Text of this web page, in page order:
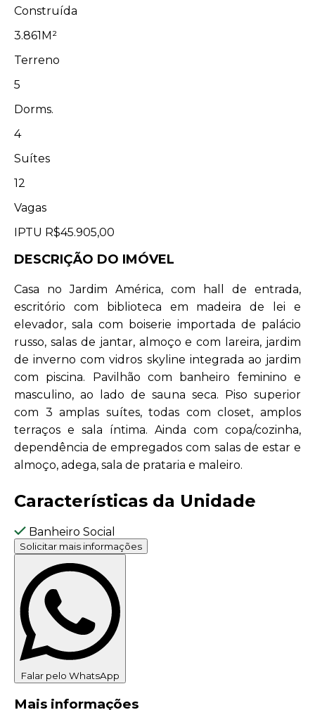
Construída
3.861M²
Terreno
5
Dorms.
4
Suítes
12
Vagas
IPTU R$45.905,00
DESCRIÇÃO DO IMÓVEL
Casa no Jardim América, com hall de entrada,
escritório com biblioteca em madeira de lei e
elevador, sala com boiserie importada de palácio
russo, salas de jantar, almoço e com lareira, jardim
de inverno com vidros skyline integrada ao jardim
com piscina. Pavilhão com banheiro feminino e
masculino, ao lado de sauna seca. Piso superior
com 3 amplas suítes, todas com closet, amplos
terraços e sala íntima. Ainda com copa/cozinha,
dependência de empregados com salas de estar e
almoço, adega, sala de prataria e maleiro.
Características da Unidade
Banheiro Social
Solicitar mais informações
Falar pelo WhatsApp
Mais informações